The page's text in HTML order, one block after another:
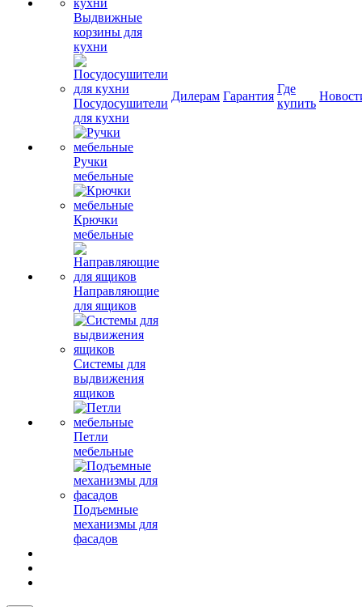
Выдвижные
корзины для
кухни
Посудосушители
для кухни
Ручки
мебельные
Крючки
мебельные
Направляющие
для ящиков
Системы для
выдвижения
ящиков
Петли
мебельные
Подъемные
механизмы для
фасадов
Дилерам Гарантия
Где
купить